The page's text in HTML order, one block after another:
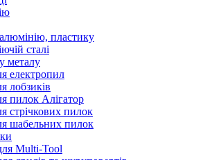
пластику
сталі
металу
електропил
лобзиків
пилок Алігатор
стрічкових пилок
шабельних пилок
Multi-Tool